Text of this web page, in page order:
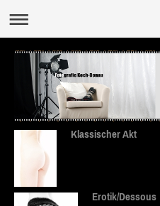
Klassischer Akt
Erotik/Dessous